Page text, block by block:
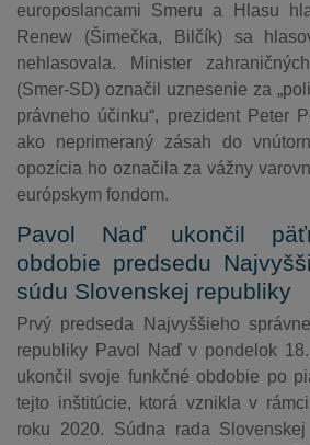
europoslancami Smeru a Hlasu
Renew (Šimečka, Bilčík) sa
nehlasovala. Minister
(Smer-SD) označil uznesenie za
právneho účinku“, prezident Peter
ako neprimeraný zásah do
opozícia ho označila za vážny
európskym fondom.
Pavol Naď ukončil
obdobie predsedu
súdu Slovenskej republiky
Prvý predseda Najvyššieho
republiky Pavol Naď v pondelok
ukončil svoje funkčné obdobie po
tejto inštitúcie, ktorá vznikla v
roku 2020. Súdna rada